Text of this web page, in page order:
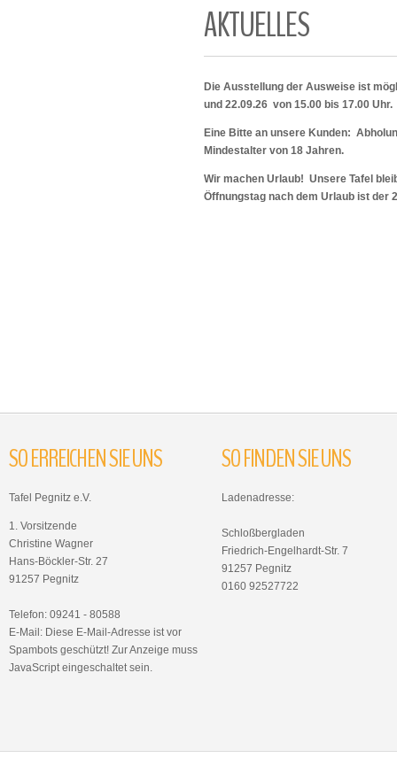
AKTUELLES
Die Ausstellung der Ausweise ist
und 22.09.26 von 15.00 bis 17.00 Uhr.
Eine Bitte an unsere Kunden:
Mindestalter von 18 Jahren.
Wir machen Urlaub! Unsere Tafel
Öffnungstag nach dem Urlaub ist der
SOERREICHENSIEUNS
Tafel Pegnitz e.V.
1. Vorsitzende
Christine Wagner
Hans-Böckler-Str. 27
91257 Pegnitz
Telefon: 09241 - 80588
E-Mail: Diese E-Mail-Adresse ist vor
Spambots geschützt! Zur Anzeige muss
JavaScript eingeschaltet sein.
SOFINDENSIEUNS
Ladenadresse:
Schloßbergladen
Friedrich-Engelhardt-Str. 7
91257 Pegnitz
0160 92527722